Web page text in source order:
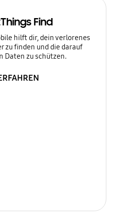
Find
hilft dir, dein verlorenes
zu finden und die darauf
Daten zu schützen.